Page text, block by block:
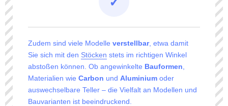
Zudem sind viele Modelle verstellbar, etwa damit
Sie sich mit den Stöcken stets im richtigen Winkel
abstoßen können. Ob angewinkelte Bauformen
Materialien wie Carbon und Aluminium oder
auswechselbare Teller – die Vielfalt an Modellen und
Bauvarianten ist beeindruckend.